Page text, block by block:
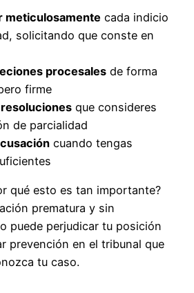
meticulosamente cada indicio
solicitando que conste en
procesales de forma
firme
que consideres
de parcialidad
cuando tengas
qué esto es tan importante?
prematura y sin
puede perjudicar tu posición
prevención en el tribunal que
tu caso.